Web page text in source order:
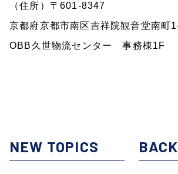
（住所）〒601-8347
京都府京都市南区吉祥院観音堂南町
OBB久世物流センター 事務棟1F
NEW TOPICS